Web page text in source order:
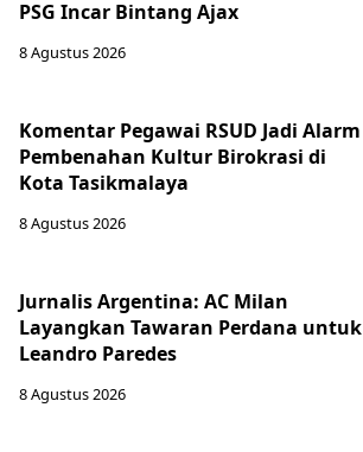
PSG Incar Bintang Ajax
8 Agustus 2026
Komentar Pegawai RSUD Jadi Alarm
Pembenahan Kultur Birokrasi di
Kota Tasikmalaya
8 Agustus 2026
Jurnalis Argentina: AC Milan
Layangkan Tawaran Perdana untuk
Leandro Paredes
8 Agustus 2026